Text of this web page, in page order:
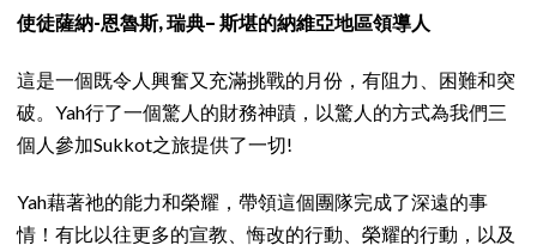
使徒薩納-恩魯斯, 瑞典– 斯堪的納維亞地區領導人
這是一個既令人興奮又充滿挑戰的月份，有阻力、困難和突
破。Yah行了一個驚人的財務神蹟，以驚人的方式為我們三
個人參加Sukkot之旅提供了一切!
Yah藉著祂的能力和榮耀，帶領這個團隊完成了深遠的事
情！有比以往更多的宣教、悔改的行動、榮耀的行動，以及